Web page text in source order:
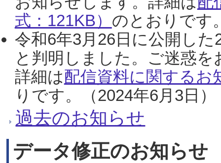
式：121KB） のとおりです
令和6年3月26日に公開し
と判明しました。ご迷惑
詳細は配信資料に関するお
りです。（2024年6月3日）
過去のお知らせ
データ修正のお知らせ